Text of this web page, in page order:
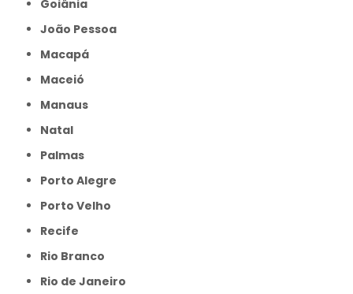
Goiânia
João Pessoa
Macapá
Maceió
Manaus
Natal
Palmas
Porto Alegre
Porto Velho
Recife
Rio Branco
Rio de Janeiro